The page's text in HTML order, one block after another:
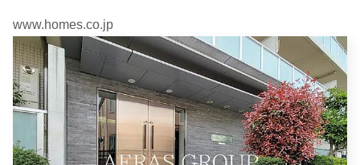
www.homes.co.jp